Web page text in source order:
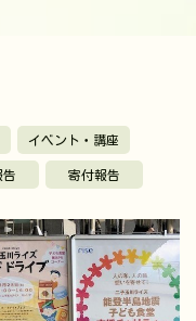
イベント・講座
告 寄付報告